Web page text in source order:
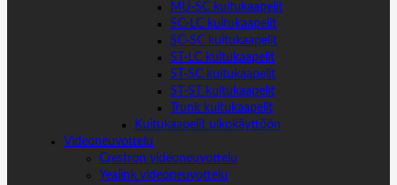
MU-SC kuitukaapelit
SC-LC kuitukaapelit
SC-SC kuitukaapelit
ST-LC kuitukaapelit
ST-SC kuitukaapelit
ST-ST kuitukaapelit
Trunk kuitukaapelit
Kuitukaapelit ulkokäyttöön
Videoneuvottelu
Crestron videoneuvottelu
Yealink videoneuvottelu